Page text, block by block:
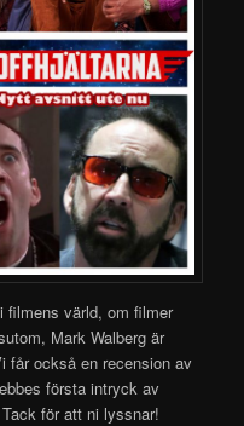
filmens värld, om filmer
Mark Walberg är
får också en recension av
första intryck av
för att ni lyssnar!